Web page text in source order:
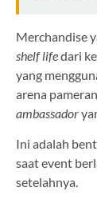
Merchandise
shelf lifedari
yang
arena
ambassador
Ini adalah
saat event
setelahnya.